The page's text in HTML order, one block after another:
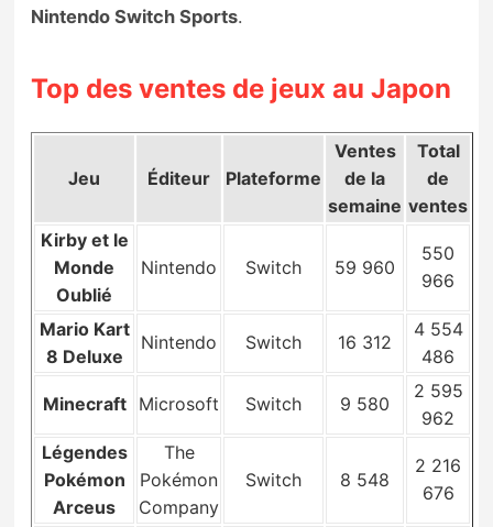
Précommandes jeux Switch 2
Sorties de jeux
Bons plans
Nintendo Switch Sports.
Top des ventes de jeux au Japon
Jeu Éditeur Plateforme
Ventes
de la
semaine
Total
de
ventes
Kirby et le
Monde
Oublié
Nintendo Switch 59 960
550
966
Mario Kart
8 Deluxe
Nintendo Switch 16 312
4 554
486
Minecraft Microsoft Switch 9 580
2 595
962
Légendes
Pokémon
Arceus
The
Pokémon
Company
Switch 8 548
2 216
676